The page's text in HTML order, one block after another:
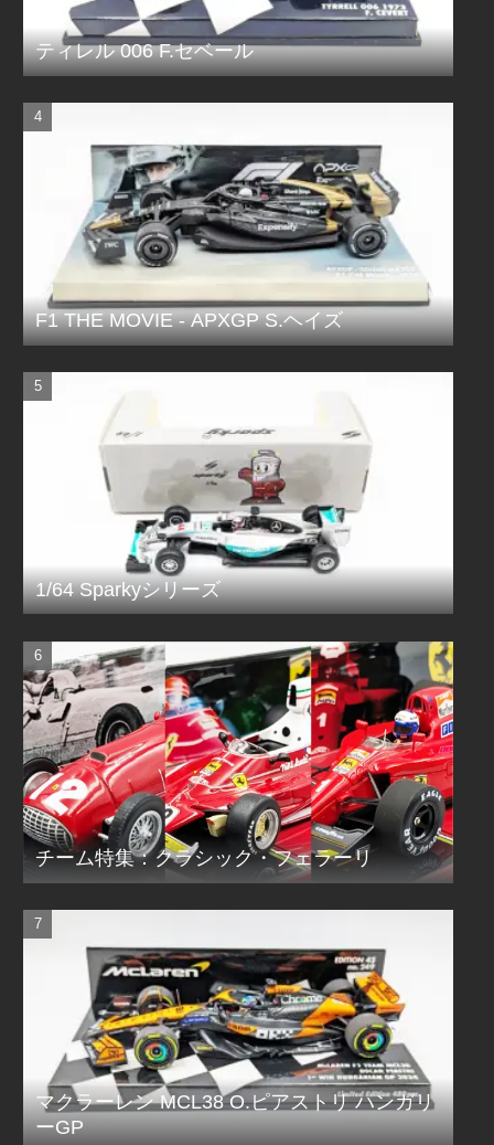
ティレル 006 F.セベール
F1 THE MOVIE - APXGP S.ヘイズ
1/64 Sparkyシリーズ
チーム特集：クラシック・フェラーリ
マクラーレン MCL38 O.ピアストリ ハンガリ
ーGP